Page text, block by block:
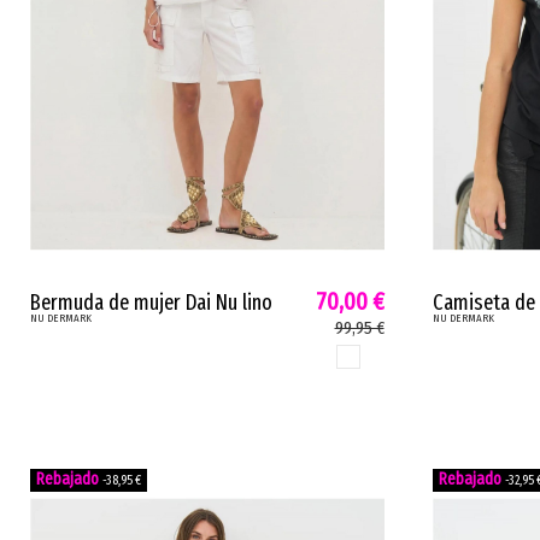
Bermuda de mujer Dai Nu lino
transpirable cargo blanco 8800-
NU DERMARK
70,00 €
99,95 €
Camiseta de
detallados
NU DERMARK
-38,95 € -32,95